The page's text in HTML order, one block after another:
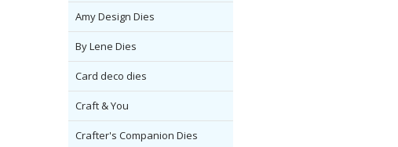
Amy Design Dies
By Lene Dies
Card deco dies
Craft & You
Crafter's Companion Dies